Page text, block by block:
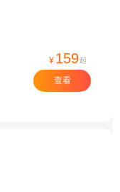
¥ 159起
查看